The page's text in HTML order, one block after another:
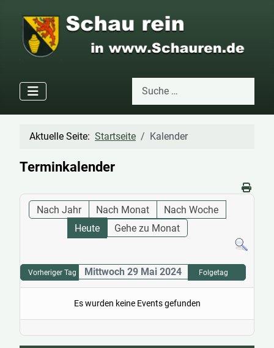
Suchen
Aktuelle Seite: Startseite Kalender
Terminkalender
Nach Jahr Nach Monat
Nach Woche
Heute
Gehe zu Monat
Vorheriger Tag Mittwoch 29 Mai 2024 Folgetag
Es wurden keine Events gefunden